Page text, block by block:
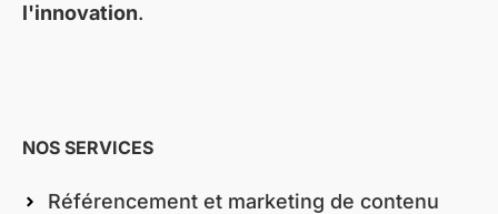
l'innovation.
NOS SERVICES
Référencement et marketing de contenu